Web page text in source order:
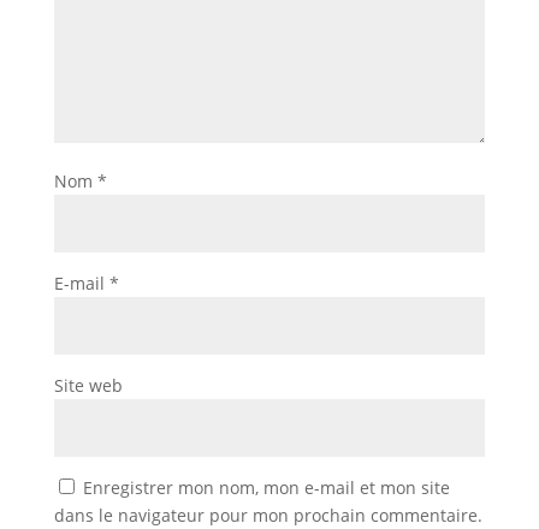
Nom *
E-mail *
Site web
Enregistrer mon nom, mon e-mail et mon site
dans le navigateur pour mon prochain commentaire.